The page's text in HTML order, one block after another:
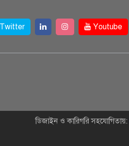
Twitter Youtube
ডিজাইন ও কারিগরি সহযোগিতায়: